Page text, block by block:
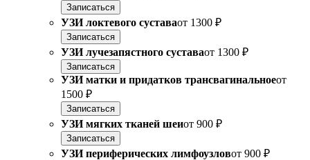
Записаться
УЗИ локтевого суставаот 1300 ₽
Записаться
УЗИ лучезапястного суставаот 1300 ₽
Записаться
УЗИ матки и придатков трансвагинальноеот
1500 ₽
Записаться
УЗИ мягких тканей шеиот 900 ₽
Записаться
УЗИ периферических лимфоузловот 900 ₽